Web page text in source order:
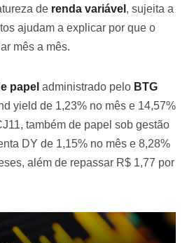
de renda variável , sujeita a
ajudam a explicar por que o
mês a mês.
papel administrado pelo BTG
yield de 1,23% no mês e 14,57%
também de papel sob gestão
DY de 1,15% no mês e 8,28%
além de repassar R$ 1,77 por